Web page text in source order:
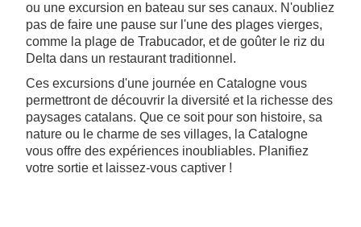
ou une excursion en bateau sur ses canaux. N'oubliez
pas de faire une pause sur l'une des plages vierges,
comme la plage de Trabucador, et de goûter le riz du
Delta dans un restaurant traditionnel.
Ces excursions d'une journée en Catalogne vous
permettront de découvrir la diversité et la richesse des
paysages catalans. Que ce soit pour son histoire, sa
nature ou le charme de ses villages, la Catalogne
vous offre des expériences inoubliables. Planifiez
votre sortie et laissez-vous captiver !